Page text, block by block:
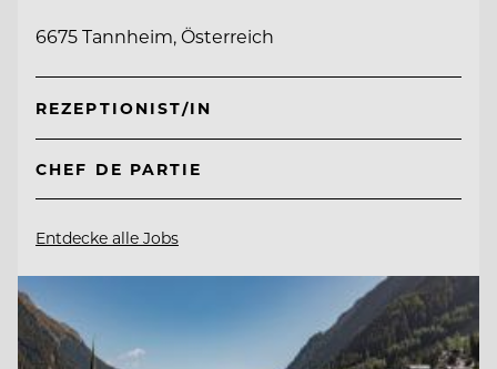
6675 Tannheim, Österreich
REZEPTIONIST/IN
CHEF DE PARTIE
Entdecke alle Jobs